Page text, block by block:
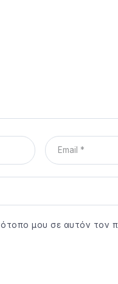
μου σε αυτόν τον